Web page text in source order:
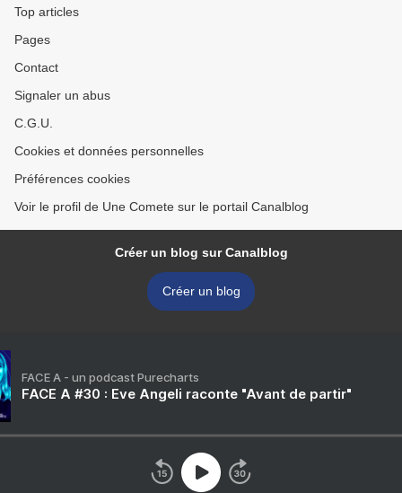
Top articles
Pages
Contact
Signaler un abus
C.G.U.
Cookies et données personnelles
Préférences cookies
Voir le profil de Une Comete sur le portail Canalblog
Créer un blog sur Canalblog
Créer un blog
FACE A - un podcast Purecharts
FACE A #30 : Eve Angeli raconte "Avant de partir"